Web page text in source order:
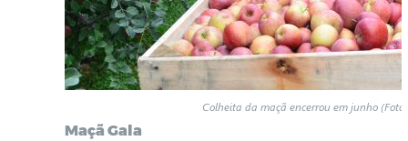
Colheita da maçã encerrou em junho
Maçã Gala